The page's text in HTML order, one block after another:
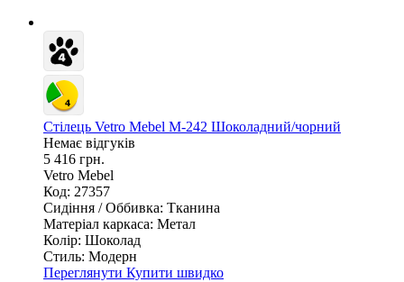
Стілець Vetro Mebel M-242 Шоколадний/чорний
Немає відгуків
5 416 грн.
Vetro Mebel
Код: 27357
Сидіння / Оббивка: Тканина
Матеріал каркаса: Метал
Колір: Шоколад
Стиль: Модерн
Переглянути Купити швидко